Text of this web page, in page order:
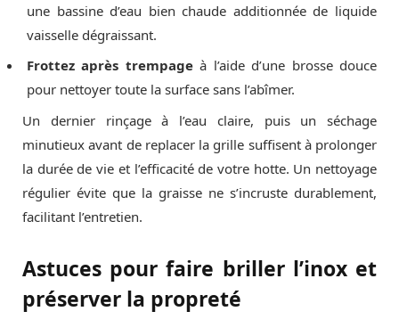
une bassine d’eau bien chaude additionnée de liquide
vaisselle dégraissant.
Frottez après trempageà l’aide d’une brosse douce
pour nettoyer toute la surface sans l’abîmer.
Un dernier rinçage à l’eau claire, puis un séchage
minutieux avant de replacer la grille suffisent à prolonger
la durée de vie et l’efficacité de votre hotte. Un nettoyage
régulier évite que la graisse ne s’incruste durablement,
facilitant l’entretien.
Astuces pour faire briller l’inox et
préserver la propreté